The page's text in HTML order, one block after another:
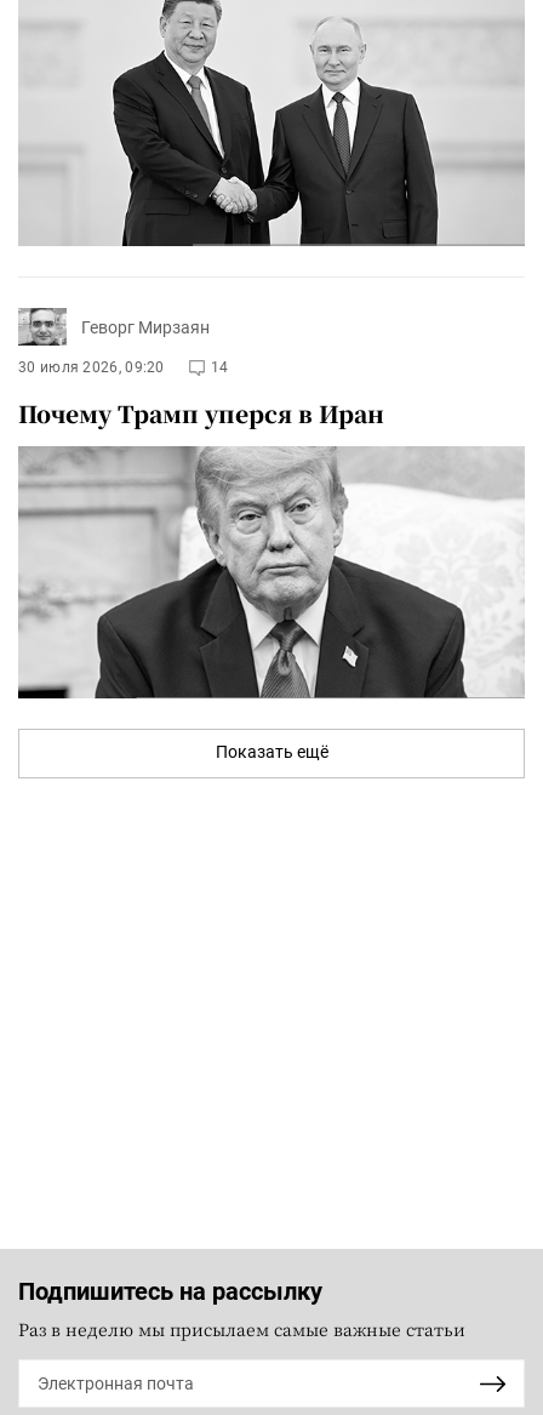
Геворг Мирзаян
30 июля 2026, 09:20 14
Почему Трамп уперся в Иран
Показать ещё
Подпишитесь на рассылку
Раз в неделю мы присылаем самые важные статьи